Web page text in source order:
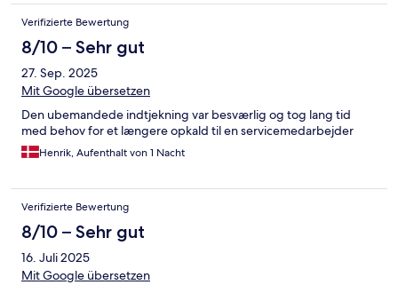
Verifizierte Bewertung
8/10 – Sehr gut
27. Sep. 2025
Mit Google übersetzen
Den ubemandede indtjekning var besværlig og tog lang tid
med behov for et længere opkald til en servicemedarbejder
Henrik, Aufenthalt von 1 Nacht
Verifizierte Bewertung
8/10 – Sehr gut
16. Juli 2025
Mit Google übersetzen